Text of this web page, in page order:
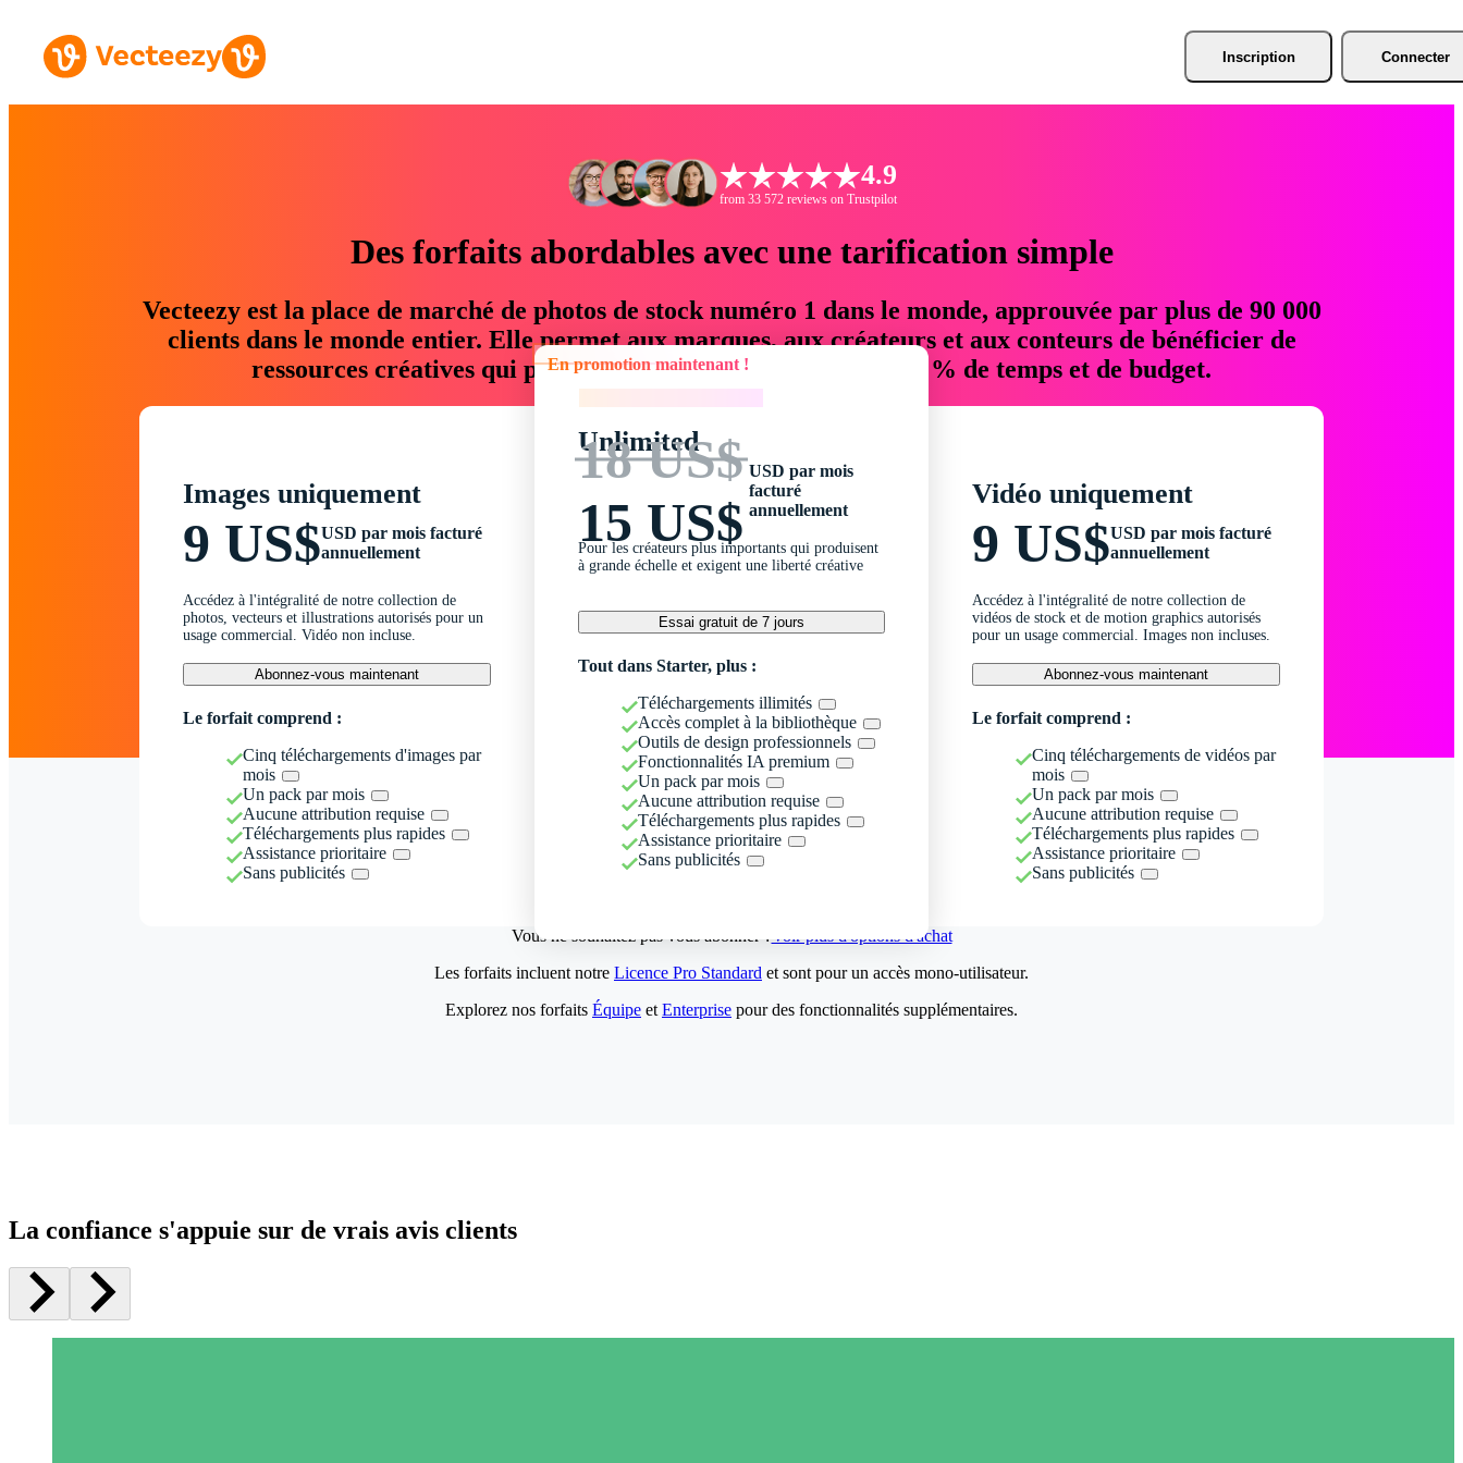
Inscription Connecter
4.9
from 33 572 reviews on Trustpilot
Des forfaits abordables avec une tarification simple
Vecteezy est la place de marché de photos de stock numéro 1 dans le monde, approuvée par plus de 90 000
clients dans le monde entier. Elle permet aux marques, aux créateurs et aux conteurs de bénéficier de
ressources créatives qui permettent d'économiser jusqu'à 76 % de temps et de budget.
Images uniquement
9 US$USD par mois facturé
annuellement
Accédez à l'intégralité de notre collection de
photos, vecteurs et illustrations autorisés pour un
usage commercial. Vidéo non incluse.
Abonnez-vous maintenant
Le forfait comprend :
Cinq téléchargements d'images par
mois
Un pack par mois
Aucune attribution requise
Téléchargements plus rapides
Assistance prioritaire
Sans publicités
En promotion maintenant !
Unlimited
18 US$
15 US$
USD par mois
facturé
annuellement
Pour les créateurs plus importants qui produisent
à grande échelle et exigent une liberté créative
Essai gratuit de 7 jours
Tout dans Starter, plus :
Téléchargements illimités
Accès complet à la bibliothèque
Outils de design professionnels
Fonctionnalités IA premium
Un pack par mois
Aucune attribution requise
Téléchargements plus rapides
Assistance prioritaire
Sans publicités
Vidéo uniquement
9 US$USD par mois facturé
annuellement
Accédez à l'intégralité de notre collection de
vidéos de stock et de motion graphics autorisés
pour un usage commercial. Images non incluses.
Abonnez-vous maintenant
Le forfait comprend :
Cinq téléchargements de vidéos par
mois
Un pack par mois
Aucune attribution requise
Téléchargements plus rapides
Assistance prioritaire
Sans publicités
Vous ne souhaitez pas vous abonner ?Voir plus d'options d'achat
Les forfaits incluent notre Licence Pro Standard et sont pour un accès mono-utilisateur.
Explorez nos forfaits Équipe et Enterprise pour des fonctionnalités supplémentaires.
La confiance s'appuie sur de vrais avis clients